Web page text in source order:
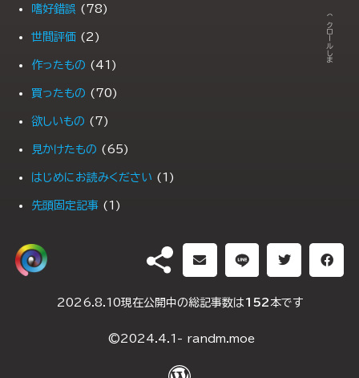
嗜好錯誤 (78)
世間評価 (2)
作ったもの (41)
買ったもの (70)
欲しいもの (7)
見かけたもの (65)
はじめにお読みください (1)
先頭固定記事 (1)
DH（ダブルヘッダー）
2025年1月10日 (2)
← スクロールします →
2026.8.10現在公開中の総記事数は 152 本です
©2024.4.1- randm.moe